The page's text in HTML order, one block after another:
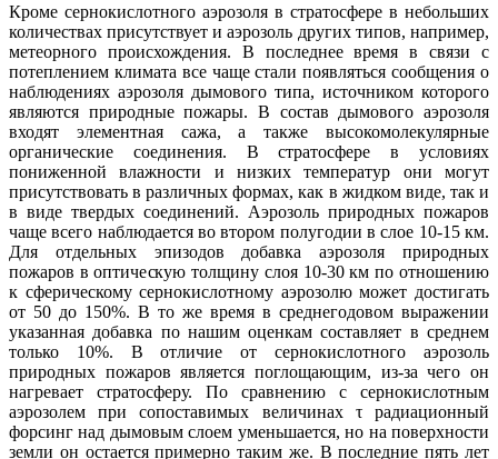
Кроме сернокислотного аэрозоля в стратосфере в небольших
количествах присутствует и аэрозоль других типов, например,
метеорного происхождения. В последнее время в связи с
потеплением климата все чаще стали появляться сообщения о
наблюдениях аэрозоля дымового типа, источником которого
являются природные пожары. В состав дымового аэрозоля
входят элементная сажа, а также высокомолекулярные
органические соединения. В стратосфере в условиях
пониженной влажности и низких температур они могут
присутствовать в различных формах, как в жидком виде, так и
в виде твердых соединений. Аэрозоль природных пожаров
чаще всего наблюдается во втором полугодии в слое 10-15 км.
Для отдельных эпизодов добавка аэрозоля природных
пожаров в оптическую толщину слоя 10-30 км по отношению
к сферическому сернокислотному аэрозолю может достигать
от 50 до 150%. В то же время в среднегодовом выражении
указанная добавка по нашим оценкам составляет в среднем
только 10%. В отличие от сернокислотного аэрозоль
природных пожаров является поглощающим, из-за чего он
нагревает стратосферу. По сравнению с сернокислотным
аэрозолем при сопоставимых величинах τ радиационный
форсинг над дымовым слоем уменьшается, но на поверхности
земли он остается примерно таким же. В последние пять лет